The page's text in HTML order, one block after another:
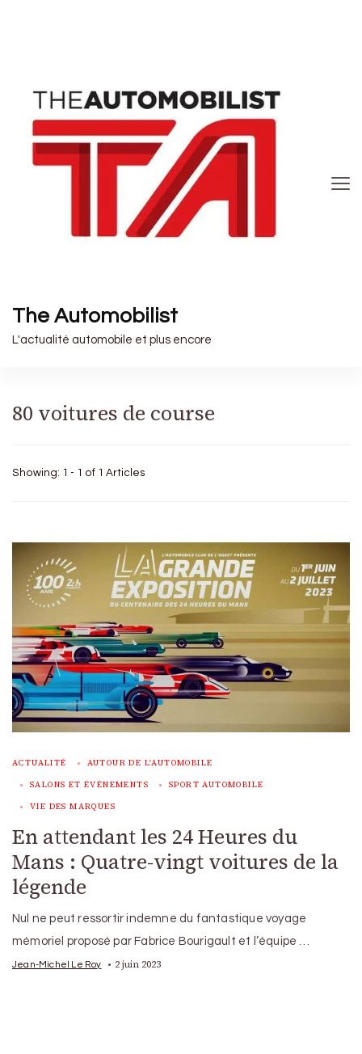
The Automobilist
L'actualité automobile et plus encore
80 voitures de course
Showing: 1 - 1 of 1 Articles
ACTUALITÉ AUTOUR DE L'AUTOMOBILE
SALONS ET ÉVÉNEMENTS SPORT AUTOMOBILE
VIE DES MARQUES
En attendant les 24 Heures du
Mans : Quatre-vingt voitures de la
légende
Nul ne peut ressortir indemne du fantastique voyage
mémoriel proposé par Fabrice Bourigault et l’équipe …
Jean-Michel Le Roy 2 juin 2023